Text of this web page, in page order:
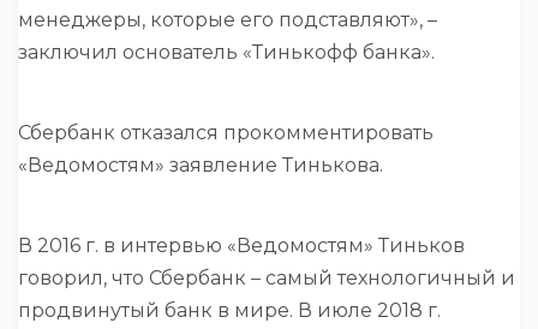
менеджеры, которые его подставляют», –
заключил основатель «Тинькофф банка».
Сбербанк отказался прокомментировать
«Ведомостям» заявление Тинькова.
В 2016 г. в интервью «Ведомостям» Тиньков
говорил, что Сбербанк – самый технологичный и
продвинутый банк в мире. В июле 2018 г.